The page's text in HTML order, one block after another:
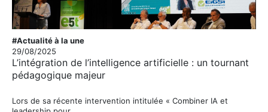
#Actualité à la une
29/08/2025
L’intégration de l’intelligence artificielle : un tournant
pédagogique majeur
Lors de sa récente intervention intitulée « Combiner IA et